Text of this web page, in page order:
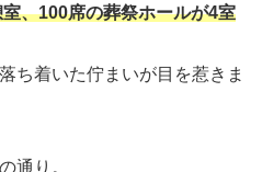
、100席の葬祭ホールが4室
ち着いた佇まいが目を惹きま
通り。